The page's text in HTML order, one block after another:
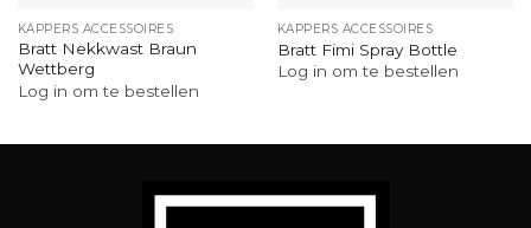
KAPPERS ACCESSOIRES
Bratt Nekkwast Braun
Wettberg
Log in om te bestellen
KAPPERS ACCESSOIRES
Bratt Fimi Spray Bottle
Log in om te bestellen